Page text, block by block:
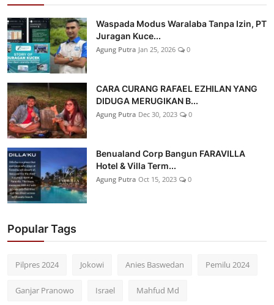
Waspada Modus Waralaba Tanpa Izin, PT
Juragan Kuce...
Agung Putra Jan 25, 2026 0
CARA CURANG RAFAEL EZHILAN YANG
DIDUGA MERUGIKAN B...
Agung Putra Dec 30, 2023 0
Benualand Corp Bangun FARAVILLA
Hotel & Villa Term...
Agung Putra Oct 15, 2023 0
Popular Tags
Pilpres 2024 Jokowi Anies Baswedan Pemilu 2024
Ganjar Pranowo Israel Mahfud Md